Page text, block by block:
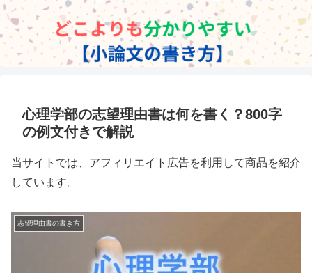
心理学部の志望理由書は何を書く？800字
の例文付きで解説
当サイトでは、アフィリエイト広告を利用して商品を紹介
しています。
志望理由書の書き方